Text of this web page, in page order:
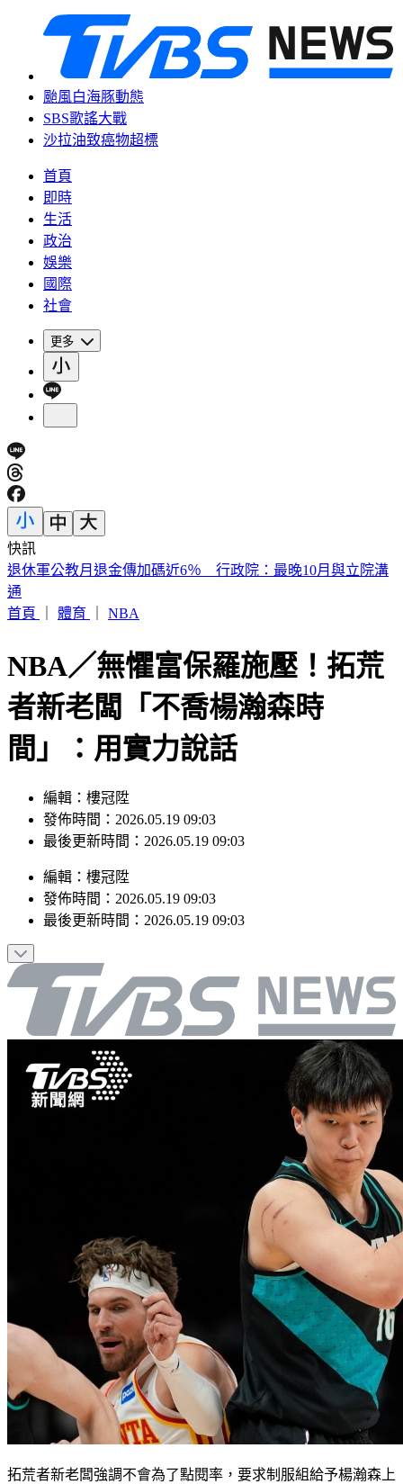
颱風白海豚動態
SBS歌謠大戰
沙拉油致癌物超標
首頁
即時
生活
政治
娛樂
國際
社會
更多
快訊
《紐時》曝台人赴陸「個資、足跡」全監控 陸委會：符合事
實
首頁
體育 NBA
NBA／無懼富保羅施壓！拓荒
者新老闆「不喬楊瀚森時
間」：用實力說話
編輯：樓冠陞
發佈時間：2026.05.19 09:03
最後更新時間：2026.05.19 09:03
編輯 ： 樓冠陞
發佈時間： 2026.05.19 09:03
最後更新時間： 2026.05.19 09:03
拓荒者新老闆強調不會為了點閱率，要求制服組給予楊瀚森上